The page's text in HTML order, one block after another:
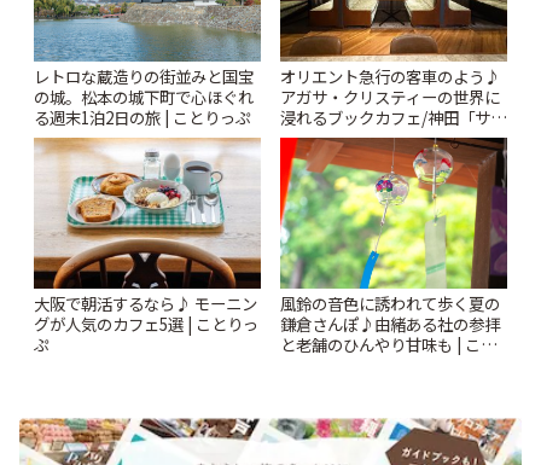
レトロな蔵造りの街並みと国宝
の城。松本の城下町で心ほぐれ
る週末1泊2日の旅 | ことりっぷ
オリエント急行の客車のよう♪
アガサ・クリスティーの世界に
浸れるブックカフェ/神田「サロ
ンクリスティ」 | ことりっぷ
大阪で朝活するなら♪ モーニン
グが人気のカフェ5選 | ことりっ
ぷ
風鈴の音色に誘われて歩く夏の
鎌倉さんぽ♪由緒ある社の参拝
と老舗のひんやり甘味も | こと